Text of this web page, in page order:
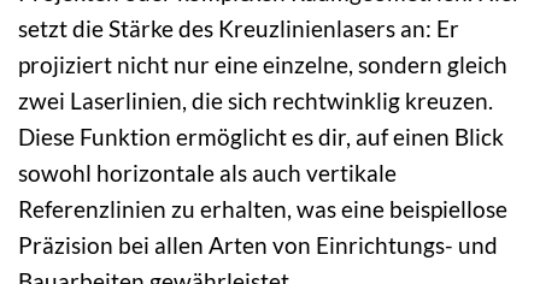
setzt die Stärke des Kreuzlinienlasers an: Er
projiziert nicht nur eine einzelne, sondern gleich
zwei Laserlinien, die sich rechtwinklig kreuzen.
Diese Funktion ermöglicht es dir, auf einen Blick
sowohl horizontale als auch vertikale
Referenzlinien zu erhalten, was eine beispiellose
Präzision bei allen Arten von Einrichtungs- und